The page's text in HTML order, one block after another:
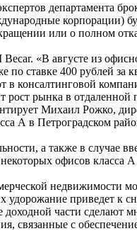
департамента
корпорации)
или о полном
«В августе из
ставке 400 рублей за
в консалтинговой
рост рынка в отдаленной
Михаил Рожко,
А в Петроградском
а также в случае
офисов класса
недвижимости
приведет к
части сделают
связанные с